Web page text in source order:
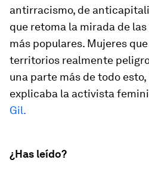
antirracismo, de
que retoma la mirada de
más populares. Mujeres
territorios realmente
una parte más de todo esto,
explicaba la activista
Gil.
¿Has leído?